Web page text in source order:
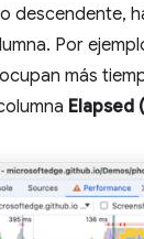
descendente,
Por
más
Elapsed